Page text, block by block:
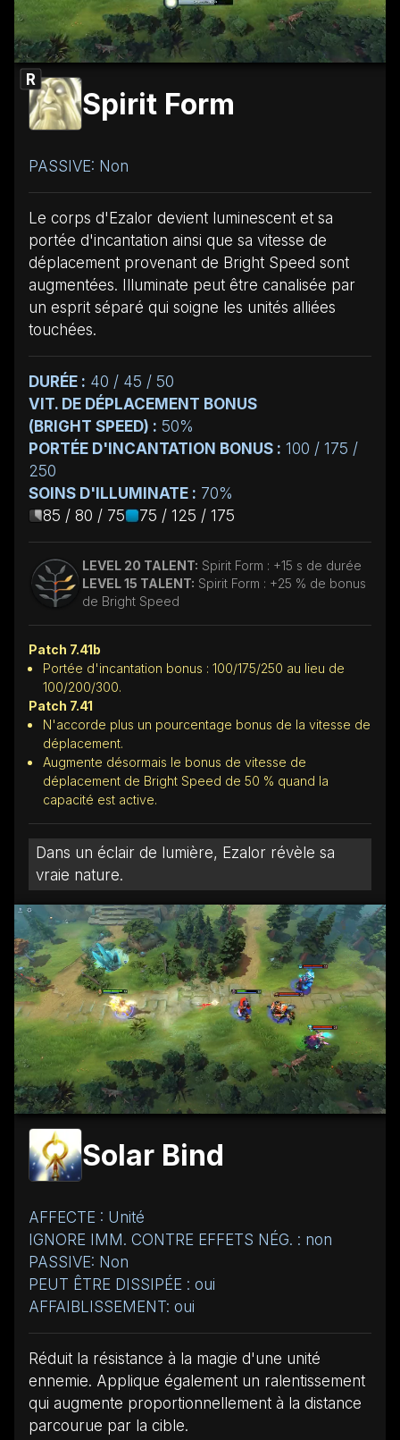
R
Spirit Form
PASSIVE: Non
Le corps d'Ezalor devient luminescent et sa
portée d'incantation ainsi que sa vitesse de
déplacement provenant de Bright Speed sont
augmentées. Illuminate peut être canalisée par
un esprit séparé qui soigne les unités alliées
touchées.
DURÉE : 40 / 45 / 50
VIT. DE DÉPLACEMENT BONUS
(BRIGHT SPEED) : 50%
PORTÉE D'INCANTATION BONUS : 100 / 175 /
250
SOINS D'ILLUMINATE : 70%
85 / 80 / 75
75 / 125 / 175
LEVEL 20 TALENT: Spirit Form : +15 s de durée
LEVEL 15 TALENT: Spirit Form : +25 % de bonus
de Bright Speed
Patch 7.41b
Portée d'incantation bonus : 100/175/250 au lieu de
100/200/300.
Patch 7.41
N'accorde plus un pourcentage bonus de la vitesse de
déplacement.
Augmente désormais le bonus de vitesse de
déplacement de Bright Speed de 50 % quand la
capacité est active.
Dans un éclair de lumière, Ezalor révèle sa
vraie nature.
Solar Bind
AFFECTE : Unité
IGNORE IMM. CONTRE EFFETS NÉG. : non
PASSIVE: Non
PEUT ÊTRE DISSIPÉE : oui
AFFAIBLISSEMENT: oui
Réduit la résistance à la magie d'une unité
ennemie. Applique également un ralentissement
qui augmente proportionnellement à la distance
parcourue par la cible.